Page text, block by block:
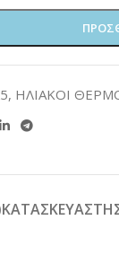
, ΗΛΙΑΚΟΙ